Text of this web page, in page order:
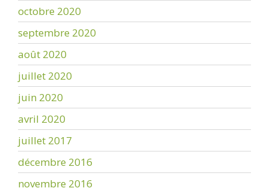
octobre 2020
septembre 2020
août 2020
juillet 2020
juin 2020
avril 2020
juillet 2017
décembre 2016
novembre 2016